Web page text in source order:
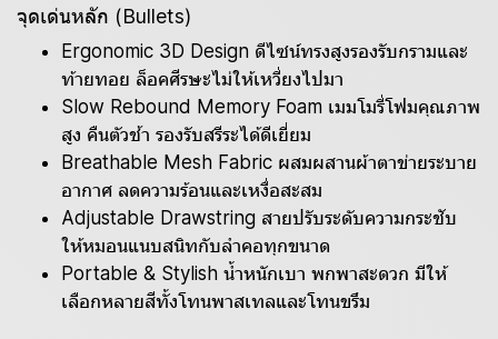
จุดเด่นหลัก (Bullets)
Ergonomic 3D Design ดีไซน์ทรงสูงรองรับกรามและ
ท้ายทอย ล็อคศีรษะไม่ให้เหวี่ยงไปมา
Slow Rebound Memory Foam เมมโมรี่โฟมคุณภาพ
สูง คืนตัวช้า รองรับสรีระได้ดีเยี่ยม
Breathable Mesh Fabric ผสมผสานผ้าตาข่ายระบาย
อากาศ ลดความร้อนและเหงื่อสะสม
Adjustable Drawstring สายปรับระดับความกระชับ
ให้หมอนแนบสนิทกับลำคอทุกขนาด
Portable & Stylish น้ำหนักเบา พกพาสะดวก มีให้
เลือกหลายสีทั้งโทนพาสเทลและโทนขรึม